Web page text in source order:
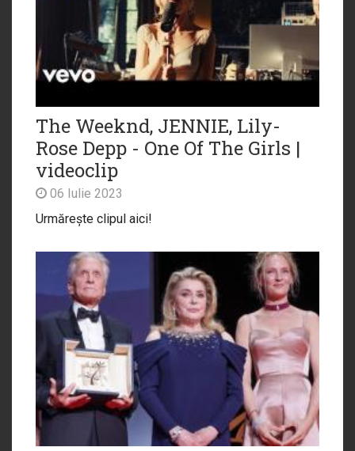
The Weeknd, JENNIE, Lily-
Rose Depp - One Of The Girls |
videoclip
06 Iulie 2023
Urmărește clipul aici!